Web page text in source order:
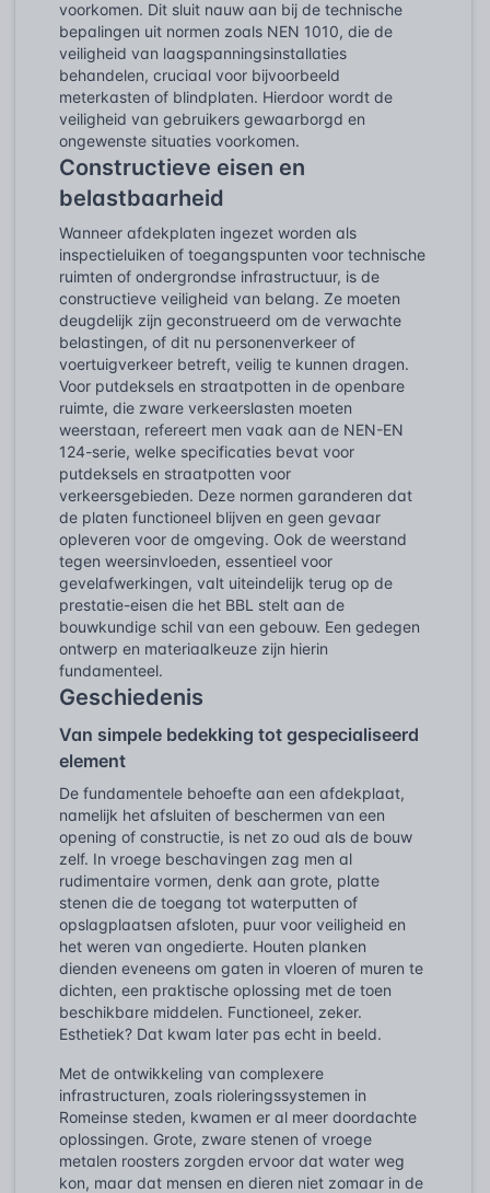
voorkomen. Dit sluit nauw aan bij de technische
bepalingen uit normen zoals NEN 1010, die de
veiligheid van laagspanningsinstallaties
behandelen, cruciaal voor bijvoorbeeld
meterkasten of blindplaten. Hierdoor wordt de
veiligheid van gebruikers gewaarborgd en
ongewenste situaties voorkomen.
Constructieve eisen en
belastbaarheid
Wanneer afdekplaten ingezet worden als
inspectieluiken of toegangspunten voor technische
ruimten of ondergrondse infrastructuur, is de
constructieve veiligheid van belang. Ze moeten
deugdelijk zijn geconstrueerd om de verwachte
belastingen, of dit nu personenverkeer of
voertuigverkeer betreft, veilig te kunnen dragen.
Voor putdeksels en straatpotten in de openbare
ruimte, die zware verkeerslasten moeten
weerstaan, refereert men vaak aan de NEN-EN
124-serie, welke specificaties bevat voor
putdeksels en straatpotten voor
verkeersgebieden. Deze normen garanderen dat
de platen functioneel blijven en geen gevaar
opleveren voor de omgeving. Ook de weerstand
tegen weersinvloeden, essentieel voor
gevelafwerkingen, valt uiteindelijk terug op de
prestatie-eisen die het BBL stelt aan de
bouwkundige schil van een gebouw. Een gedegen
ontwerp en materiaalkeuze zijn hierin
fundamenteel.
Geschiedenis
Van simpele bedekking tot gespecialiseerd
element
De fundamentele behoefte aan een afdekplaat,
namelijk het afsluiten of beschermen van een
opening of constructie, is net zo oud als de bouw
zelf. In vroege beschavingen zag men al
rudimentaire vormen, denk aan grote, platte
stenen die de toegang tot waterputten of
opslagplaatsen afsloten, puur voor veiligheid en
het weren van ongedierte. Houten planken
dienden eveneens om gaten in vloeren of muren te
dichten, een praktische oplossing met de toen
beschikbare middelen. Functioneel, zeker.
Esthetiek? Dat kwam later pas echt in beeld.
Met de ontwikkeling van complexere
infrastructuren, zoals rioleringssystemen in
Romeinse steden, kwamen er al meer doordachte
oplossingen. Grote, zware stenen of vroege
metalen roosters zorgden ervoor dat water weg
kon, maar dat mensen en dieren niet zomaar in de